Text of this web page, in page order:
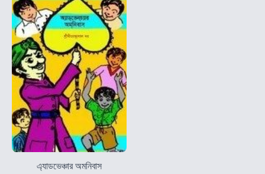
এ্যাডভেঞ্চার অমনিবাস